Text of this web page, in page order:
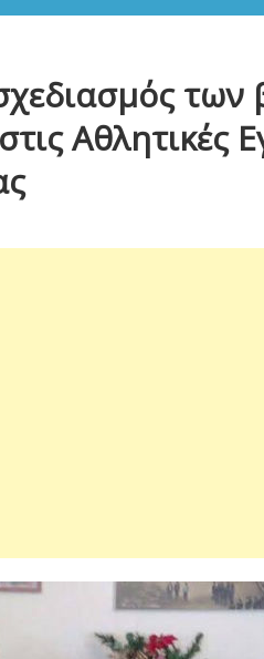
των
Αθλητικές